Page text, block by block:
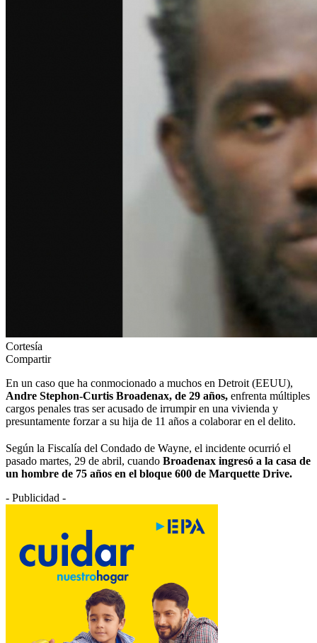
Cortesía
Compartir
En un caso que ha conmocionado a muchos en Detroit (EEUU),
Andre Stephon-Curtis Broadenax, de 29 años, enfrenta múltiples
cargos penales tras ser acusado de irrumpir en una vivienda y
presuntamente forzar a su hija de 11 años a colaborar en el delito.
Según la Fiscalía del Condado de Wayne, el incidente ocurrió el
pasado martes, 29 de abril, cuando Broadenax ingresó a la casa de
un hombre de 75 años en el bloque 600 de Marquette Drive.
- Publicidad -